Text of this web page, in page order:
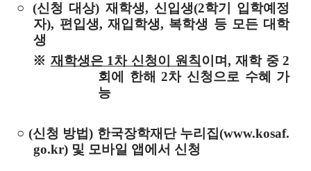
○ (신청 대상) 재학생, 신입생(2학기 입학예정
자), 편입생, 재입학생, 복학생 등 모든 대학
생
※ 재학생은 1차 신청이 원칙 이며, 재학 중 2
회에 한해 2차 신청으로 수혜 가
능
○ (신청 방법) 한국장학재단 누리집(www.kosaf.
go.kr) 및 모바일 앱에서 신청